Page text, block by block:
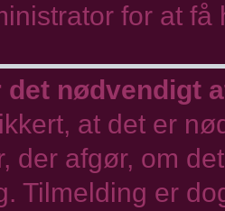
for at
det nødvendigt
at det er
der afgør, om
Tilmelding er